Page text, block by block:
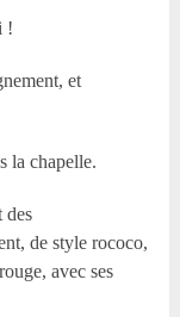
!
et
la chapelle.
des
de style rococo,
avec ses